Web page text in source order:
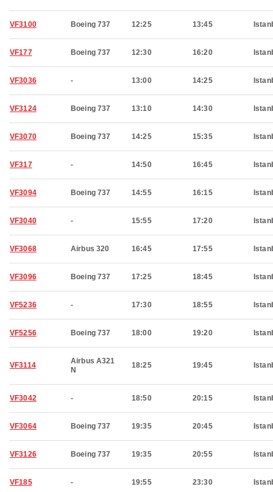
VF3100 Boeing 737 12:25 13:45
VF177 Boeing 737 12:30 16:20
VF3036 - 13:00 14:25
VF3124 Boeing 737 13:10 14:30
VF3070 Boeing 737 14:25 15:35
VF317 - 14:50 16:45
VF3094 Boeing 737 14:55 16:15
VF3040 - 15:55 17:20
VF3068 Airbus 320 16:45 17:55
VF3096 Boeing 737 17:25 18:45
VF5236 - 17:30 18:55
VF5256 Boeing 737 18:00 19:20
VF3114
Airbus A321
N
18:25 19:45
VF3042 - 18:50 20:15
VF3064 Boeing 737 19:35 20:45
VF3126 Boeing 737 19:35 20:55
VF185 - 19:55 23:30